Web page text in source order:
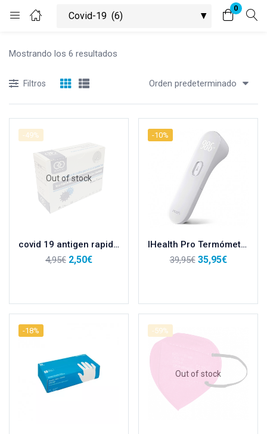
0
Iniciar Sesión Registrarse
Recuérdame ¿Contraseña olvidada?
Mostrando los 6 resultados
Filtros Orden predeterminado
-49%
Out of stock
covid 19 antigen rapid test (oral Fluid) saliva
4,95€ 2,50€
-10%
IHealth Pro Termómetro sin Contacto Infrarrojos
39,95€ 35,95€
-18% -59%
Out of stock